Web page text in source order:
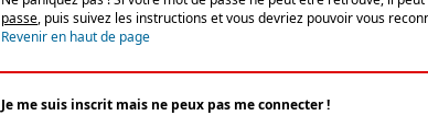
passe, puis suivez les instructions et vous devriez pouvoir vous
Revenir en haut de page
Je me suis inscrit mais ne peux pas me connecter !